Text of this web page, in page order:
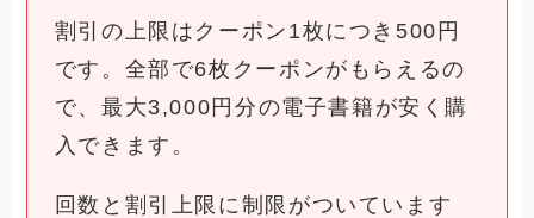
割引の上限はクーポン1枚につき500円
です。全部で6枚クーポンがもらえるの
で、最大3,000円分の電子書籍が安く購
入できます。
回数と割引上限に制限がついています